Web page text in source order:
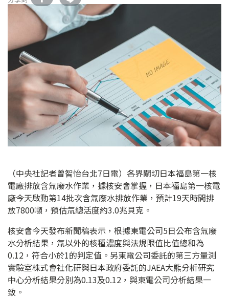
（中央社記者曾智怡台北7日電）各界關切日本福島第一核
電廠排放含氚廢水作業，據核安會掌握，日本福島第一核電
廠今天啟動第14批次含氚廢水排放作業，預計19天時間排
放7800噸，預估氚總活度約3.0兆貝克。
核安會今天發布新聞稿表示，根據東電公司5日公布含氚廢
水分析結果，氚以外的核種濃度與法規限值比值總和為
0.12，符合小於1的判定值。另東電公司委託的第三方量測
實驗室株式會社化研與日本政府委託的JAEA大熊分析研究
中心分析結果分別為0.13及0.12，與東電公司分析結果一
致。